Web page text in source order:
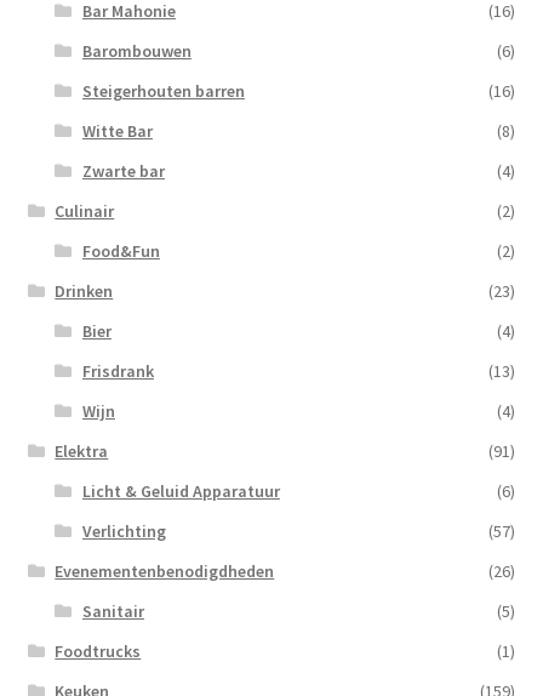
Bar Mahonie
(16)
Barombouwen
(6)
Steigerhouten barren
(16)
Witte Bar
(8)
Zwarte bar
(4)
Culinair
(2)
Food&Fun
(2)
Drinken
(23)
Bier
(4)
Frisdrank
(13)
Wijn
(4)
Elektra
(91)
Licht & Geluid Apparatuur
(6)
Verlichting
(57)
Evenementenbenodigdheden
(26)
Sanitair
(5)
Foodtrucks
(1)
Keuken
(159)